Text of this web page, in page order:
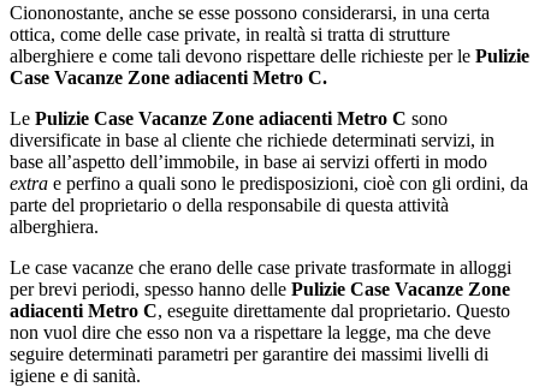
Ciononostante, anche se esse possono considerarsi, in una certa
ottica, come delle case private, in realtà si tratta di strutture
alberghiere e come tali devono rispettare delle richieste per le Pulizie
Case Vacanze Zone adiacenti Metro C.
Le Pulizie Case Vacanze Zone adiacenti Metro C sono
diversificate in base al cliente che richiede determinati servizi, in
base all’aspetto dell’immobile, in base ai servizi offerti in modo
extra e perfino a quali sono le predisposizioni, cioè con gli ordini, da
parte del proprietario o della responsabile di questa attività
alberghiera.
Le case vacanze che erano delle case private trasformate in alloggi
per brevi periodi, spesso hanno delle Pulizie Case Vacanze Zone
adiacenti Metro C, eseguite direttamente dal proprietario. Questo
non vuol dire che esso non va a rispettare la legge, ma che deve
seguire determinati parametri per garantire dei massimi livelli di
igiene e di sanità.